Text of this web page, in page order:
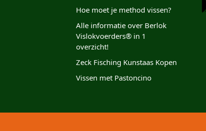
Hoe moet je method vissen?
Alle informatie over Berlok
Vislokvoerders® in 1
overzicht!
Zeck Fisching Kunstaas Kopen
Vissen met Pastoncino